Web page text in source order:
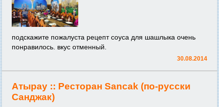
подскажите пожалуста рецепт соуса для шашлыка очень
понравилось. вкус отменный.
30.08.2014
Атырау :: Ресторан Sancak (по-русски
Санджак)